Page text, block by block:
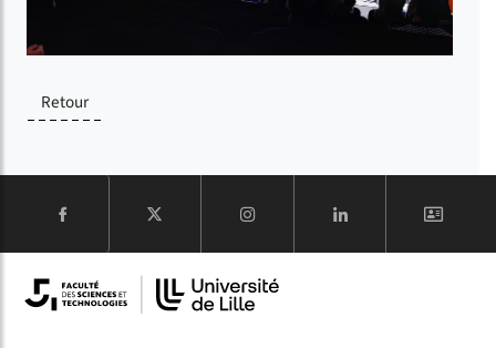
Retour
COMPTE